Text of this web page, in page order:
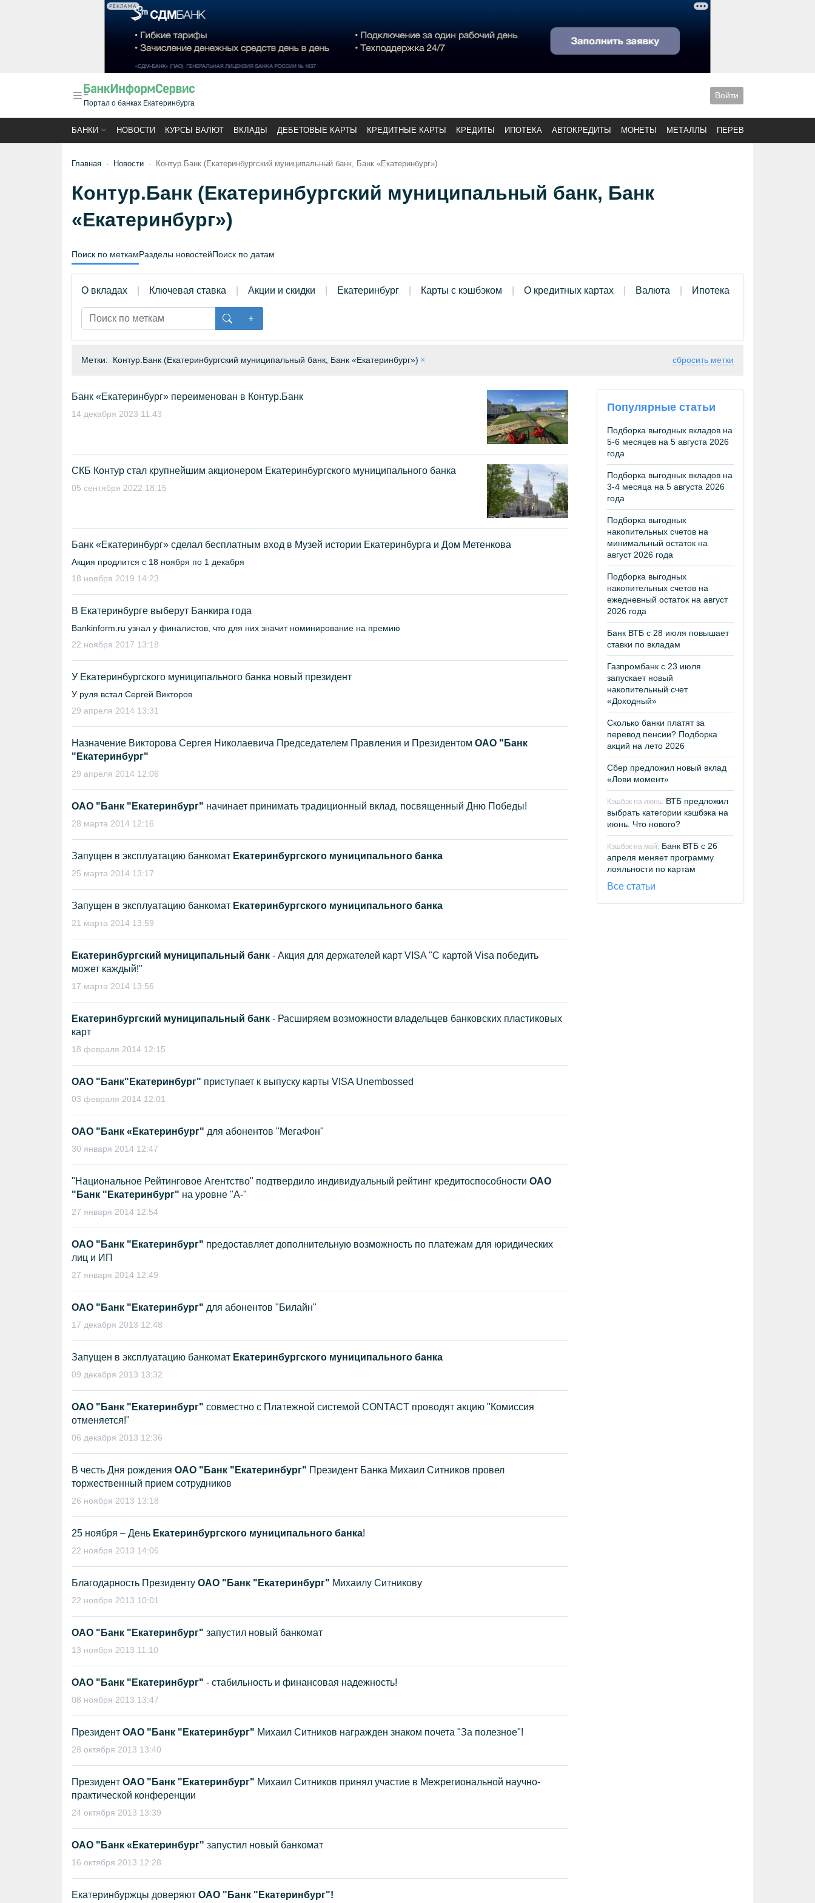
РЕКЛАМА
Портал о банках Екатеринбурга
Войти
БАНКИ НОВОСТИ КУРСЫ ВАЛЮТ ВКЛАДЫ ДЕБЕТОВЫЕ КАРТЫ КРЕДИТНЫЕ КАРТЫ КРЕДИТЫ ИПОТЕКА АВТОКРЕДИТЫ МОНЕТЫ МЕТАЛЛЫ ПЕРЕВОДЫ
Главная Новости Контур.Банк (Екатеринбургский муниципальный банк, Банк «Екатеринбург»)
Контур.Банк (Екатеринбургский муниципальный банк, Банк
«Екатеринбург»)
Поиск по меткамРазделы новостейПоиск по датам
О вкладах Ключевая ставка Акции и скидки Екатеринбург Карты с кэшбэком О кредитных картах Валюта Ипотека
Метки: Контур.Банк (Екатеринбургский муниципальный банк, Банк «Екатеринбург») сбросить метки
Банк «Екатеринбург» переименован в Контур.Банк
14 декабря 2023 11:43
СКБ Контур стал крупнейшим акционером Екатеринбургского муниципального банка
05 сентября 2022 18:15
Банк «Екатеринбург» сделал бесплатным вход в Музей истории Екатеринбурга и Дом Метенкова
Акция продлится с 18 ноября по 1 декабря
18 ноября 2019 14:23
В Екатеринбурге выберут Банкира года
Bankinform.ru узнал у финалистов, что для них значит номинирование на премию
22 ноября 2017 13:18
У Екатеринбургского муниципального банка новый президент
У руля встал Сергей Викторов
29 апреля 2014 13:31
Назначение Викторова Сергея Николаевича Председателем Правления и Президентом ОАО "Банк
"Екатеринбург"
29 апреля 2014 12:06
OAO "Банк "Екатеринбург" начинает принимать традиционный вклад, посвященный Дню Победы!
28 марта 2014 12:16
Запущен в эксплуатацию банкомат Екатеринбургского муниципального банка
25 марта 2014 13:17
Запущен в эксплуатацию банкомат Екатеринбургского муниципального банка
21 марта 2014 13:59
Екатеринбургский муниципальный банк - Акция для держателей карт VISA "С картой Visa победить
может каждый!"
17 марта 2014 13:56
Екатеринбургский муниципальный банк - Расширяем возможности владельцев банковских пластиковых
карт
18 февраля 2014 12:15
ОАО "Банк"Екатеринбург" приступает к выпуску карты VISA Unembossed
03 февраля 2014 12:01
ОАО "Банк «Екатеринбург" для абонентов "МегаФон"
30 января 2014 12:47
"Национальное Рейтинговое Агентство" подтвердило индивидуальный рейтинг кредитоспособности ОАО
"Банк "Екатеринбург" на уровне "А-"
27 января 2014 12:54
ОАО "Банк "Екатеринбург" предоставляет дополнительную возможность по платежам для юридических
лиц и ИП
27 января 2014 12:49
ОАО "Банк "Екатеринбург" для абонентов "Билайн"
17 декабря 2013 12:48
Запущен в эксплуатацию банкомат Екатеринбургского муниципального банка
09 декабря 2013 13:32
ОАО "Банк "Екатеринбург" совместно с Платежной системой CONTACT проводят акцию "Комиссия
отменяется!"
06 декабря 2013 12:36
В честь Дня рождения ОАО "Банк "Екатеринбург" Президент Банка Михаил Ситников провел
торжественный прием сотрудников
26 ноября 2013 13:18
25 ноября – День Екатеринбургского муниципального банка!
22 ноября 2013 14:06
Благодарность Президенту ОАО "Банк "Екатеринбург" Михаилу Ситникову
22 ноября 2013 10:01
ОАО "Банк "Екатеринбург" запустил новый банкомат
13 ноября 2013 11:10
ОАО "Банк "Екатеринбург" - стабильность и финансовая надежность!
08 ноября 2013 13:47
Президент ОАО "Банк "Екатеринбург" Михаил Ситников награжден знаком почета "За полезное"!
28 октября 2013 13:40
Президент ОАО "Банк "Екатеринбург" Михаил Ситников принял участие в Межрегиональной научно-
практической конференции
24 октября 2013 13:39
ОАО "Банк «Екатеринбург" запустил новый банкомат
16 октября 2013 12:28
Екатеринбуржцы доверяют ОАО "Банк "Екатеринбург"!
Популярные статьи
Подборка выгодных вкладов на
5-6 месяцев на 5 августа 2026
года
Подборка выгодных вкладов на
3-4 месяца на 5 августа 2026
года
Подборка выгодных
накопительных счетов на
минимальный остаток на
август 2026 года
Подборка выгодных
накопительных счетов на
ежедневный остаток на август
2026 года
Банк ВТБ с 28 июля повышает
ставки по вкладам
Газпромбанк с 23 июля
запускает новый
накопительный счет
«Доходный»
Сколько банки платят за
перевод пенсии? Подборка
акций на лето 2026
Сбер предложил новый вклад
«Лови момент»
Кэшбэк на июнь: ВТБ предложил
выбрать категории кэшбэка на
июнь. Что нового?
Кэшбэк на май: Банк ВТБ с 26
апреля меняет программу
лояльности по картам
Все статьи